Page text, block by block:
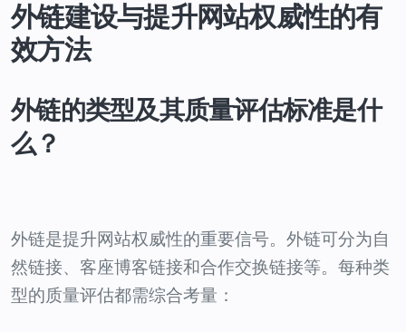
外链建设与提升网站权威性的有
效方法
外链的类型及其质量评估标准是什
么？
外链是提升网站权威性的重要信号。外链可分为自
然链接、客座博客链接和合作交换链接等。每种类
型的质量评估都需综合考量：